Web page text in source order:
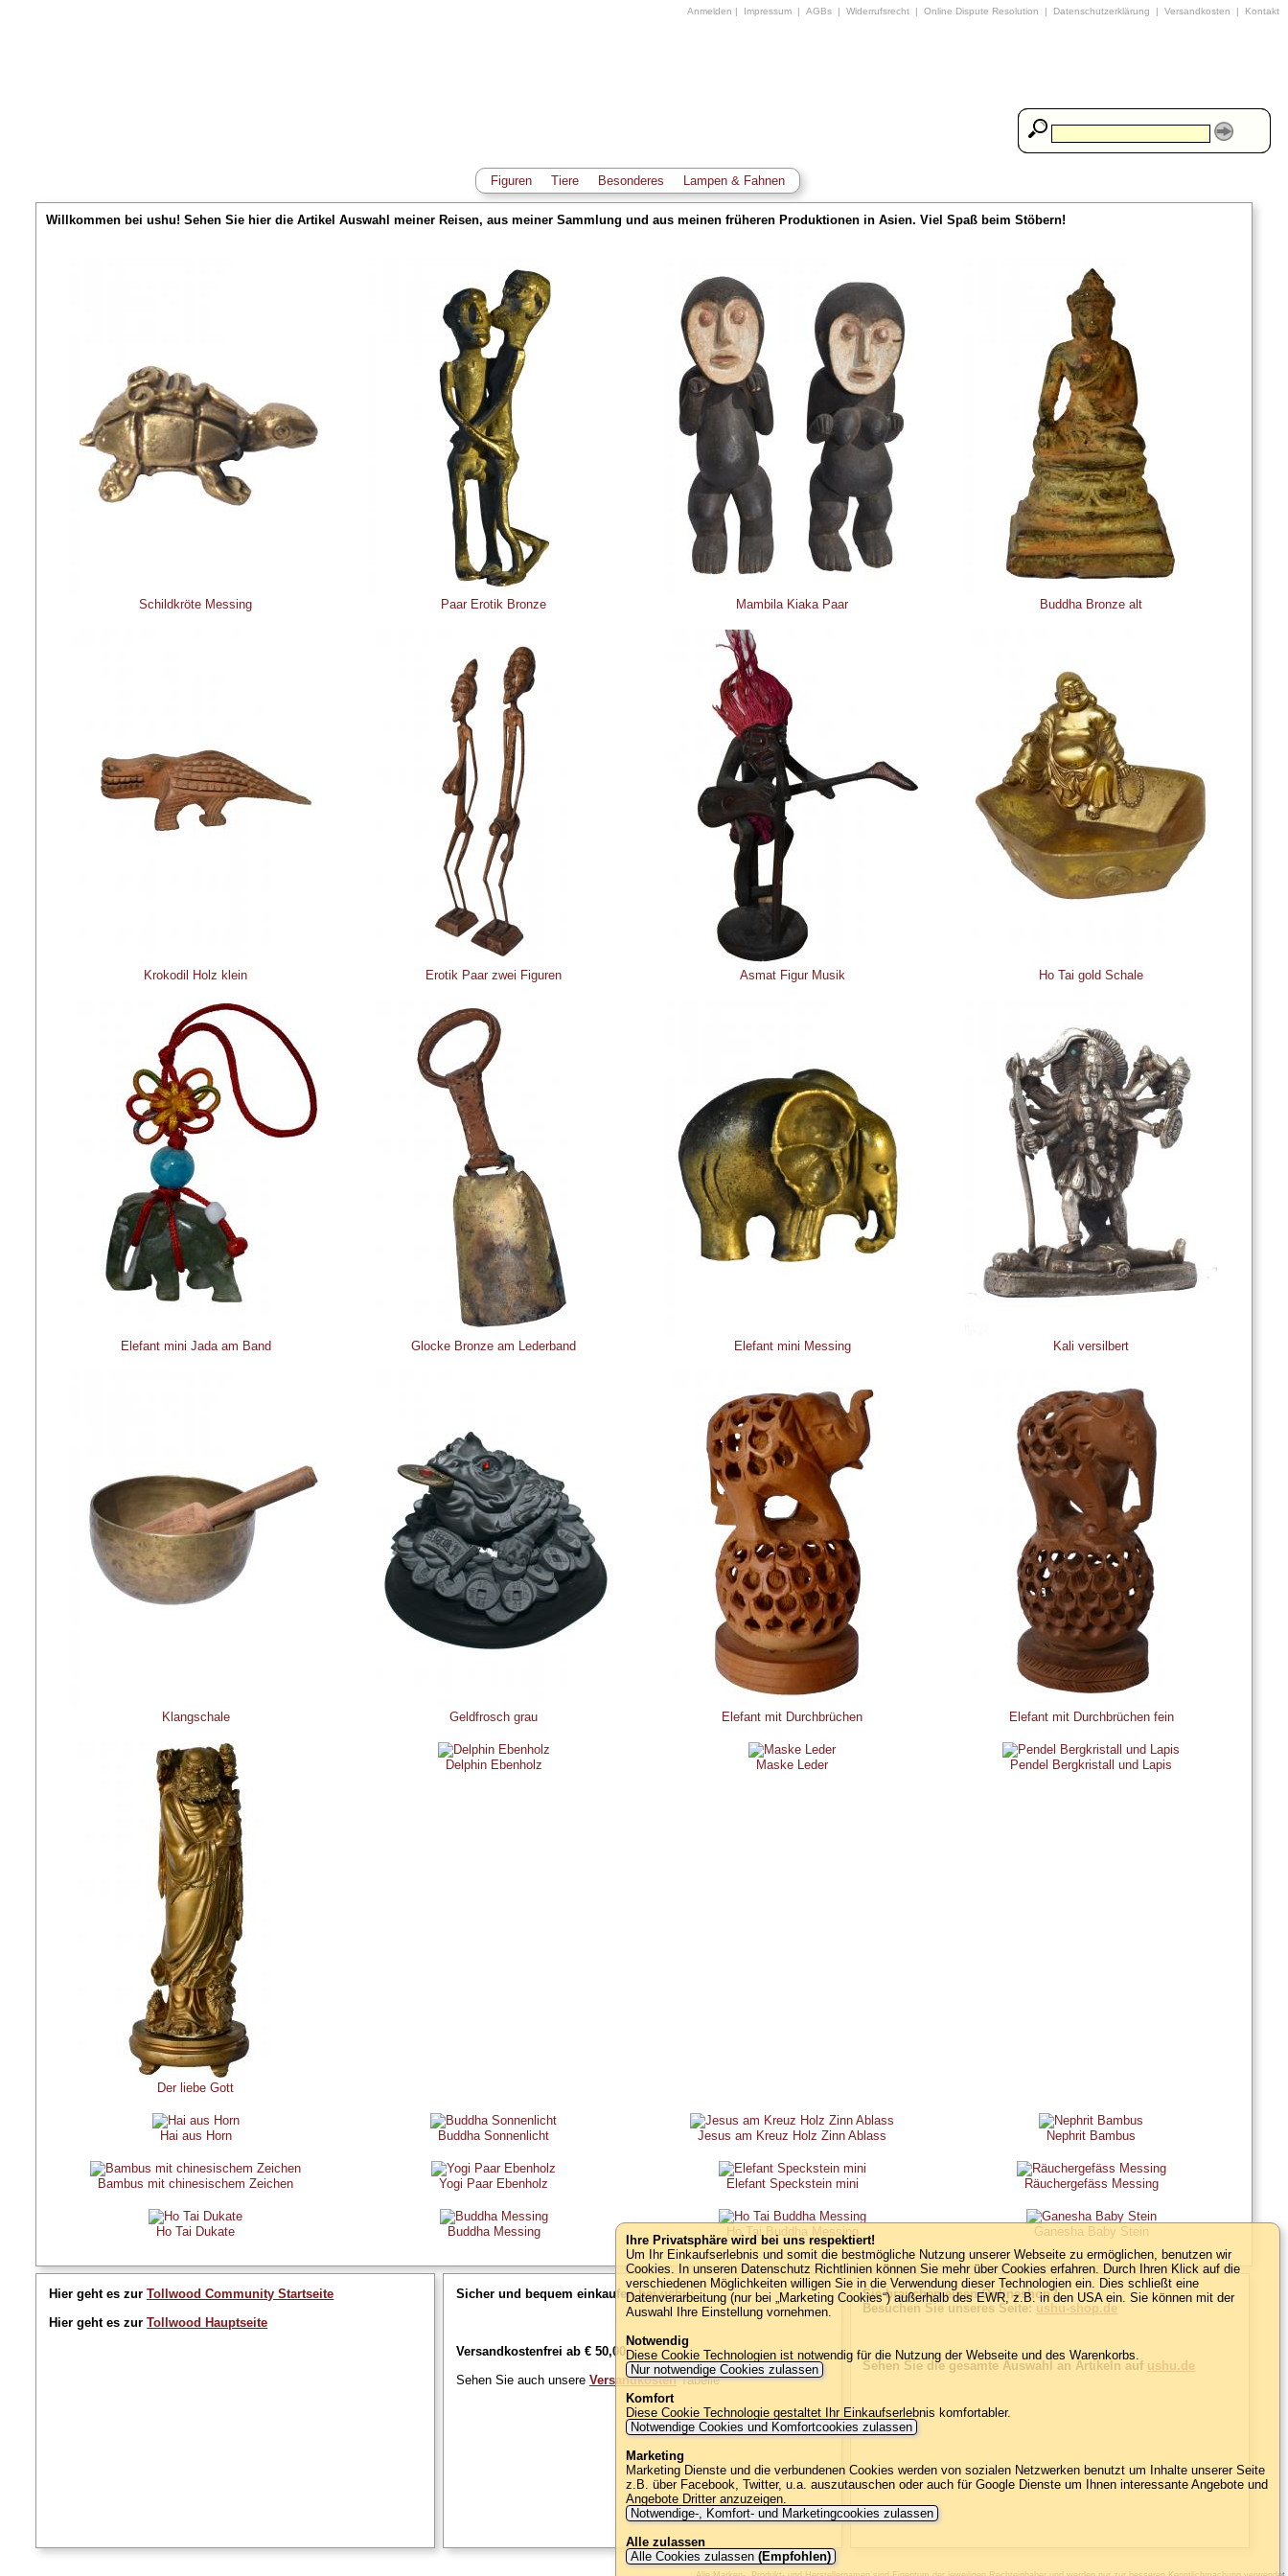
Ihre Privatsphäre wird bei uns respektiert!
Um Ihr Einkaufserlebnis und somit die bestmögliche Nutzung unserer Webseite zu ermöglichen, benutzen wir
Cookies. In unseren Datenschutz Richtlinien können Sie mehr über Cookies erfahren. Durch Ihren Klick auf die
verschiedenen Möglichkeiten willigen Sie in die Verwendung dieser Technologien ein. Dies schließt eine
Datenverarbeitung (nur bei „Marketing Cookies“) außerhalb des EWR, z.B. in den USA ein. Sie können mit der
Auswahl Ihre Einstellung vornehmen.
Notwendig
Diese Cookie Technologien ist notwendig für die Nutzung der Webseite und des Warenkorbs.
Nur notwendige Cookies zulassen
Komfort
Diese Cookie Technologie gestaltet Ihr Einkaufserlebnis komfortabler.
Notwendige Cookies und Komfortcookies zulassen
Marketing
Marketing Dienste und die verbundenen Cookies werden von sozialen Netzwerken benutzt um Inhalte unserer Seite
z.B. über Facebook, Twitter, u.a. auszutauschen oder auch für Google Dienste um Ihnen interessante Angebote und
Angebote Dritter anzuzeigen.
Notwendige-, Komfort- und Marketingcookies zulassen
Alle zulassen
Alle Cookies zulassen (Empfohlen)
Anmelden | Impressum | AGBs | Widerrufsrecht | Online Dispute Resolution | Datenschutzerklärung | Versandkosten | Kontakt
Figuren Tiere Besonderes Lampen & Fahnen
Willkommen bei ushu! Sehen Sie hier die Artikel Auswahl meiner Reisen, aus meiner Sammlung und aus meinen früheren Produktionen in Asien. Viel Spaß beim Stöbern!
Schildkröte Messing Paar Erotik Bronze Mambila Kiaka Paar Buddha Bronze alt
Krokodil Holz klein Erotik Paar zwei Figuren Asmat Figur Musik Ho Tai gold Schale
Elefant mini Jada am Band Glocke Bronze am Lederband Elefant mini Messing Kali versilbert
Klangschale Geldfrosch grau Elefant mit Durchbrüchen Elefant mit Durchbrüchen fein
Der liebe Gott
Delphin Ebenholz Maske Leder Pendel Bergkristall und Lapis
Hai aus Horn Buddha Sonnenlicht Jesus am Kreuz Holz Zinn Ablass Nephrit Bambus
Bambus mit chinesischem Zeichen Yogi Paar Ebenholz Elefant Speckstein mini Räuchergefäss Messing
Ho Tai Dukate Buddha Messing Ho Tai Buddha Messing Ganesha Baby Stein
Hier geht es zurTollwood Community Startseite
Hier geht es zurTollwood Hauptseite
Sicher und bequem einkaufen bei ushu:
Versandkostenfrei ab € 50,00
Sehen Sie auch unsere VersandkostenTabelle
Sie brauchen einen Onlineshop?
Besuchen Sie unseres Seite: ushu-shop.de
Sehen Sie die gesamte Auswahl an Artikeln auf ushu.de